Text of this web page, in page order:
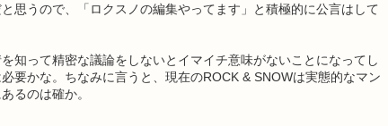
思うので、「ロクスノの編集やってます」と積極的に公言はして
知って精密な議論をしないとイマイチ意味がないことになってし
要かな。ちなみに言うと、現在のROCK & SNOWは実態的なマン
るのは確か。